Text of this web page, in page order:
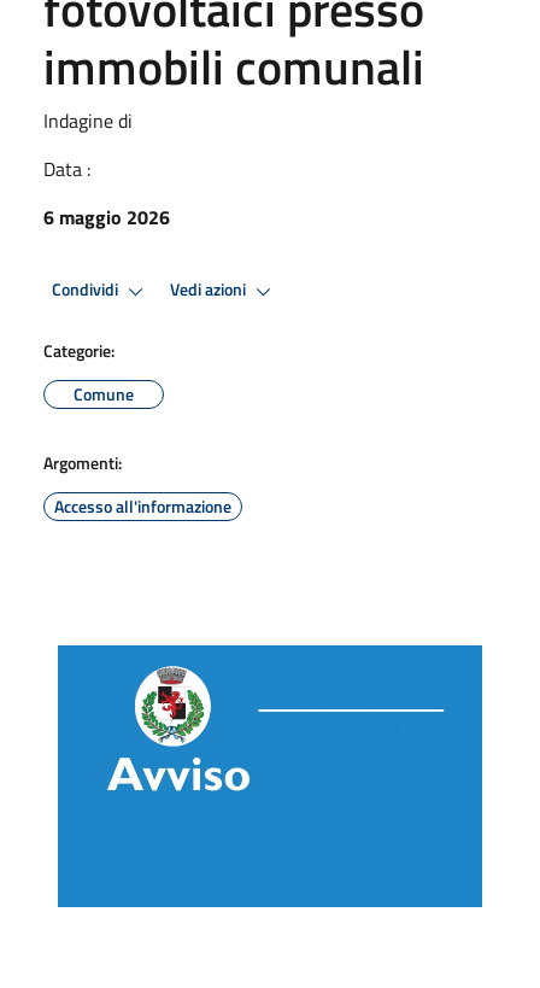
immobili comunali
Indagine di
Data :
6 maggio 2026
Condividi Vedi azioni
Categorie:
Comune
Argomenti:
Accesso all'informazione